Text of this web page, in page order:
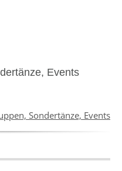
Events
Sondertänze, Events